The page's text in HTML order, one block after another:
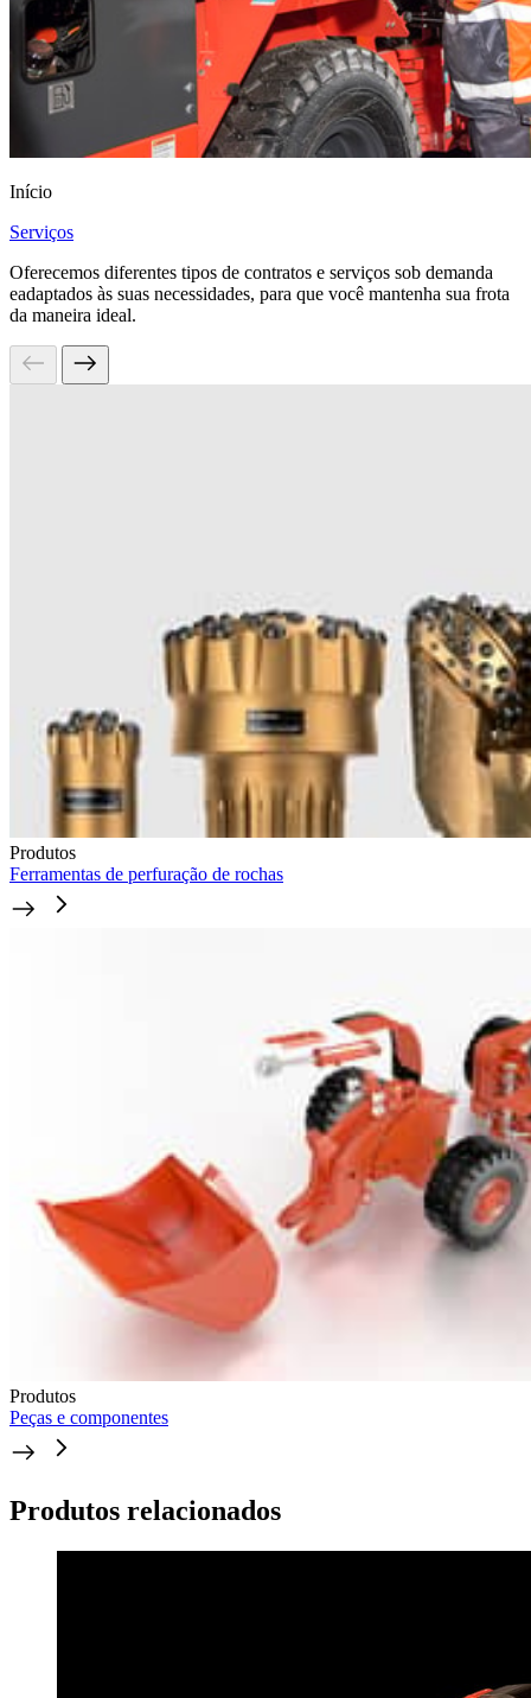
Início
Serviços
Oferecemos diferentes tipos de contratos e serviços sob demanda
eadaptados às suas necessidades, para que você mantenha sua frota
da maneira ideal.
Produtos
Ferramentas de perfuração de rochas
Produtos
Peças e componentes
Produtos relacionados